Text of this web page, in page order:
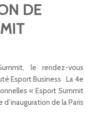
DE
le rendez-vous
Esport Business La 4e
« Esport Summit
de la Paris